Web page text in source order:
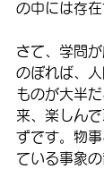
の中には存在
さて、学問
のぼれば、
ものが大半
来、楽しん
ずです。物
ている事象